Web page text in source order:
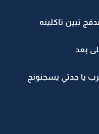
تبين تاكلينه
بعد
يا جدتي يسجنونج